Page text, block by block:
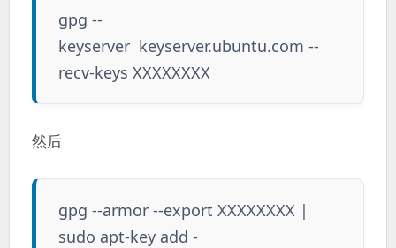
gpg --
keyserver keyserver.ubuntu.com --
recv-keys XXXXXXXX
然后
gpg --armor --export XXXXXXXX |
sudo apt-key add -